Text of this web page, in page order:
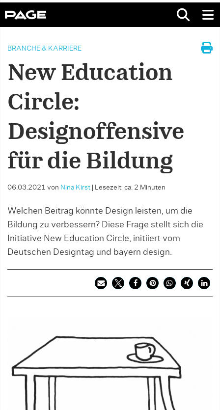
BRANCHE & KARRIERE
New Education
Circle:
Designoffensive
für die Bildung
06.03.2021 von Nina Kirst Lesezeit: ca. 2 Minuten
Welchen Beitrag könnte Design leisten, um die
Bildung zu verbessern? Diese Frage stellt sich die
Initiative New Education Circle, initiiert vom
Deutschen Designtag und bayern design.